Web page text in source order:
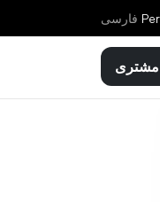
فارسى
مشتری